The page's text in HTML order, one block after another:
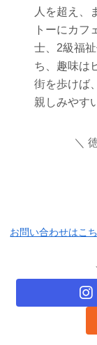
人を超え、
トーにカフ
士、2級福
ち、趣味は
街を歩けば
親しみやす
お問い合わせはこ